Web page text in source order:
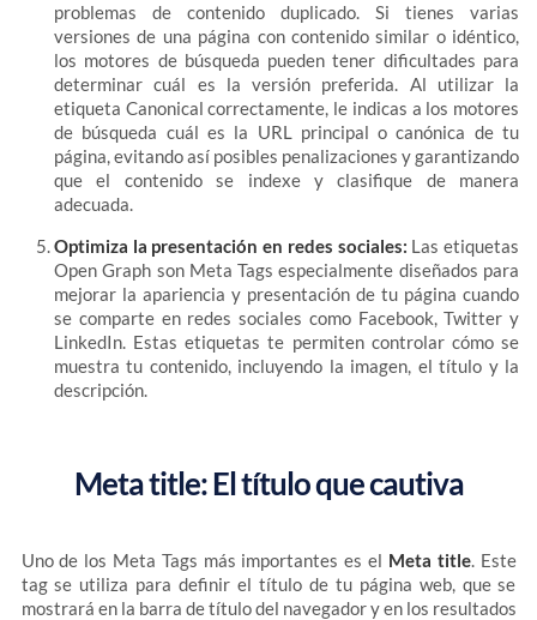
problemas de contenido duplicado. Si tienes varias
versiones de una página con contenido similar o idéntico,
los motores de búsqueda pueden tener dificultades para
determinar cuál es la versión preferida. Al utilizar la
etiqueta Canonical correctamente, le indicas a los motores
de búsqueda cuál es la URL principal o canónica de tu
página, evitando así posibles penalizaciones y garantizando
que el contenido se indexe y clasifique de manera
adecuada.
Optimiza la presentación en redes sociales: Las etiquetas
Open Graph son Meta Tags especialmente diseñados para
mejorar la apariencia y presentación de tu página cuando
se comparte en redes sociales como Facebook, Twitter y
LinkedIn. Estas etiquetas te permiten controlar cómo se
muestra tu contenido, incluyendo la imagen, el título y la
descripción.
Meta title: El título que cautiva
Uno de los Meta Tags más importantes es el Meta title. Este
tag se utiliza para definir el título de tu página web, que se
mostrará en la barra de título del navegador y en los resultados